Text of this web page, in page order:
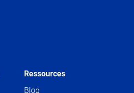
Ressources
Blog